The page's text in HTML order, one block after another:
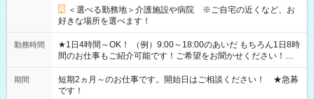
＜選べる勤務地＞介護施設や病院 ※ご自宅の近くなど、お
好きな場所を選べます！
勤務時間
★1日4時間～OK！ （例）9:00～18:00のあいだ もちろん1日8時
間のお仕事もご紹介可能です！ご希望をお聞かせください！★
家庭の都合でお休みが必要な場合も遠慮なくご相談ください。
※週最低15時間以上の勤務が必要です
期間
短期2ヵ月～のお仕事です。開始日はご相談ください！ ★急募
です！